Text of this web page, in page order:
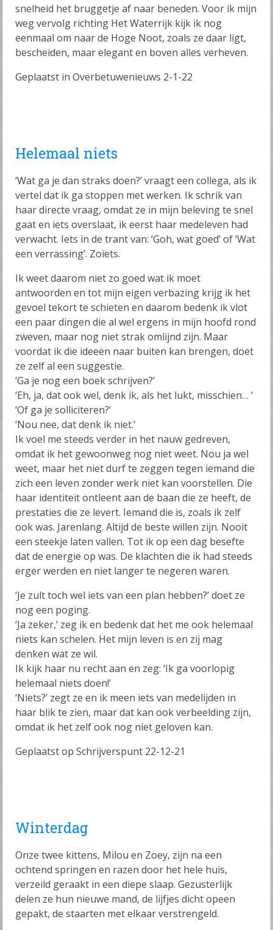
snelheid het bruggetje af naar beneden. Voor ik mijn
weg vervolg richting Het Waterrijk kijk ik nog
eenmaal om naar de Hoge Noot, zoals ze daar ligt,
bescheiden, maar elegant en boven alles verheven.
Geplaatst in Overbetuwenieuws 2-1-22
Helemaal niets
‘Wat ga je dan straks doen?’ vraagt een collega, als ik
vertel dat ik ga stoppen met werken. Ik schrik van
haar directe vraag, omdat ze in mijn beleving te snel
gaat en iets overslaat, ik eerst haar medeleven had
verwacht. Iets in de trant van: ‘Goh, wat goed’ of ‘Wat
een verrassing’. Zoiets.
Ik weet daarom niet zo goed wat ik moet
antwoorden en tot mijn eigen verbazing krijg ik het
gevoel tekort te schieten en daarom bedenk ik vlot
een paar dingen die al wel ergens in mijn hoofd rond
zweven, maar nog niet strak omlijnd zijn. Maar
voordat ik die ideeën naar buiten kan brengen, doet
ze zelf al een suggestie.
‘Ga je nog een boek schrijven?’
‘Eh, ja, dat ook wel, denk ik, als het lukt, misschien… ‘
‘Of ga je solliciteren?’
‘Nou nee, dat denk ik niet.’
Ik voel me steeds verder in het nauw gedreven,
omdat ik het gewoonweg nog niet weet. Nou ja wel
weet, maar het niet durf te zeggen tegen iemand die
zich een leven zonder werk niet kan voorstellen. Die
haar identiteit ontleent aan de baan die ze heeft, de
prestaties die ze levert. Iemand die is, zoals ik zelf
ook was. Jarenlang. Altijd de beste willen zijn. Nooit
een steekje laten vallen. Tot ik op een dag besefte
dat de energie op was. De klachten die ik had steeds
erger werden en niet langer te negeren waren.
‘Je zult toch wel iets van een plan hebben?’ doet ze
nog een poging.
‘Ja zeker,’ zeg ik en bedenk dat het me ook helemaal
niets kan schelen. Het mijn leven is en zij mag
denken wat ze wil.
Ik kijk haar nu recht aan en zeg: ‘Ik ga voorlopig
helemaal niets doen!’
‘Niets?’ zegt ze en ik meen iets van medelijden in
haar blik te zien, maar dat kan ook verbeelding zijn,
omdat ik het zelf ook nog niet geloven kan.
Geplaatst op Schrijverspunt 22-12-21
Winterdag
Onze twee kittens, Milou en Zoey, zijn na een
ochtend springen en razen door het hele huis,
verzeild geraakt in een diepe slaap. Gezusterlijk
delen ze hun nieuwe mand, de lijfjes dicht opeen
gepakt, de staarten met elkaar verstrengeld.